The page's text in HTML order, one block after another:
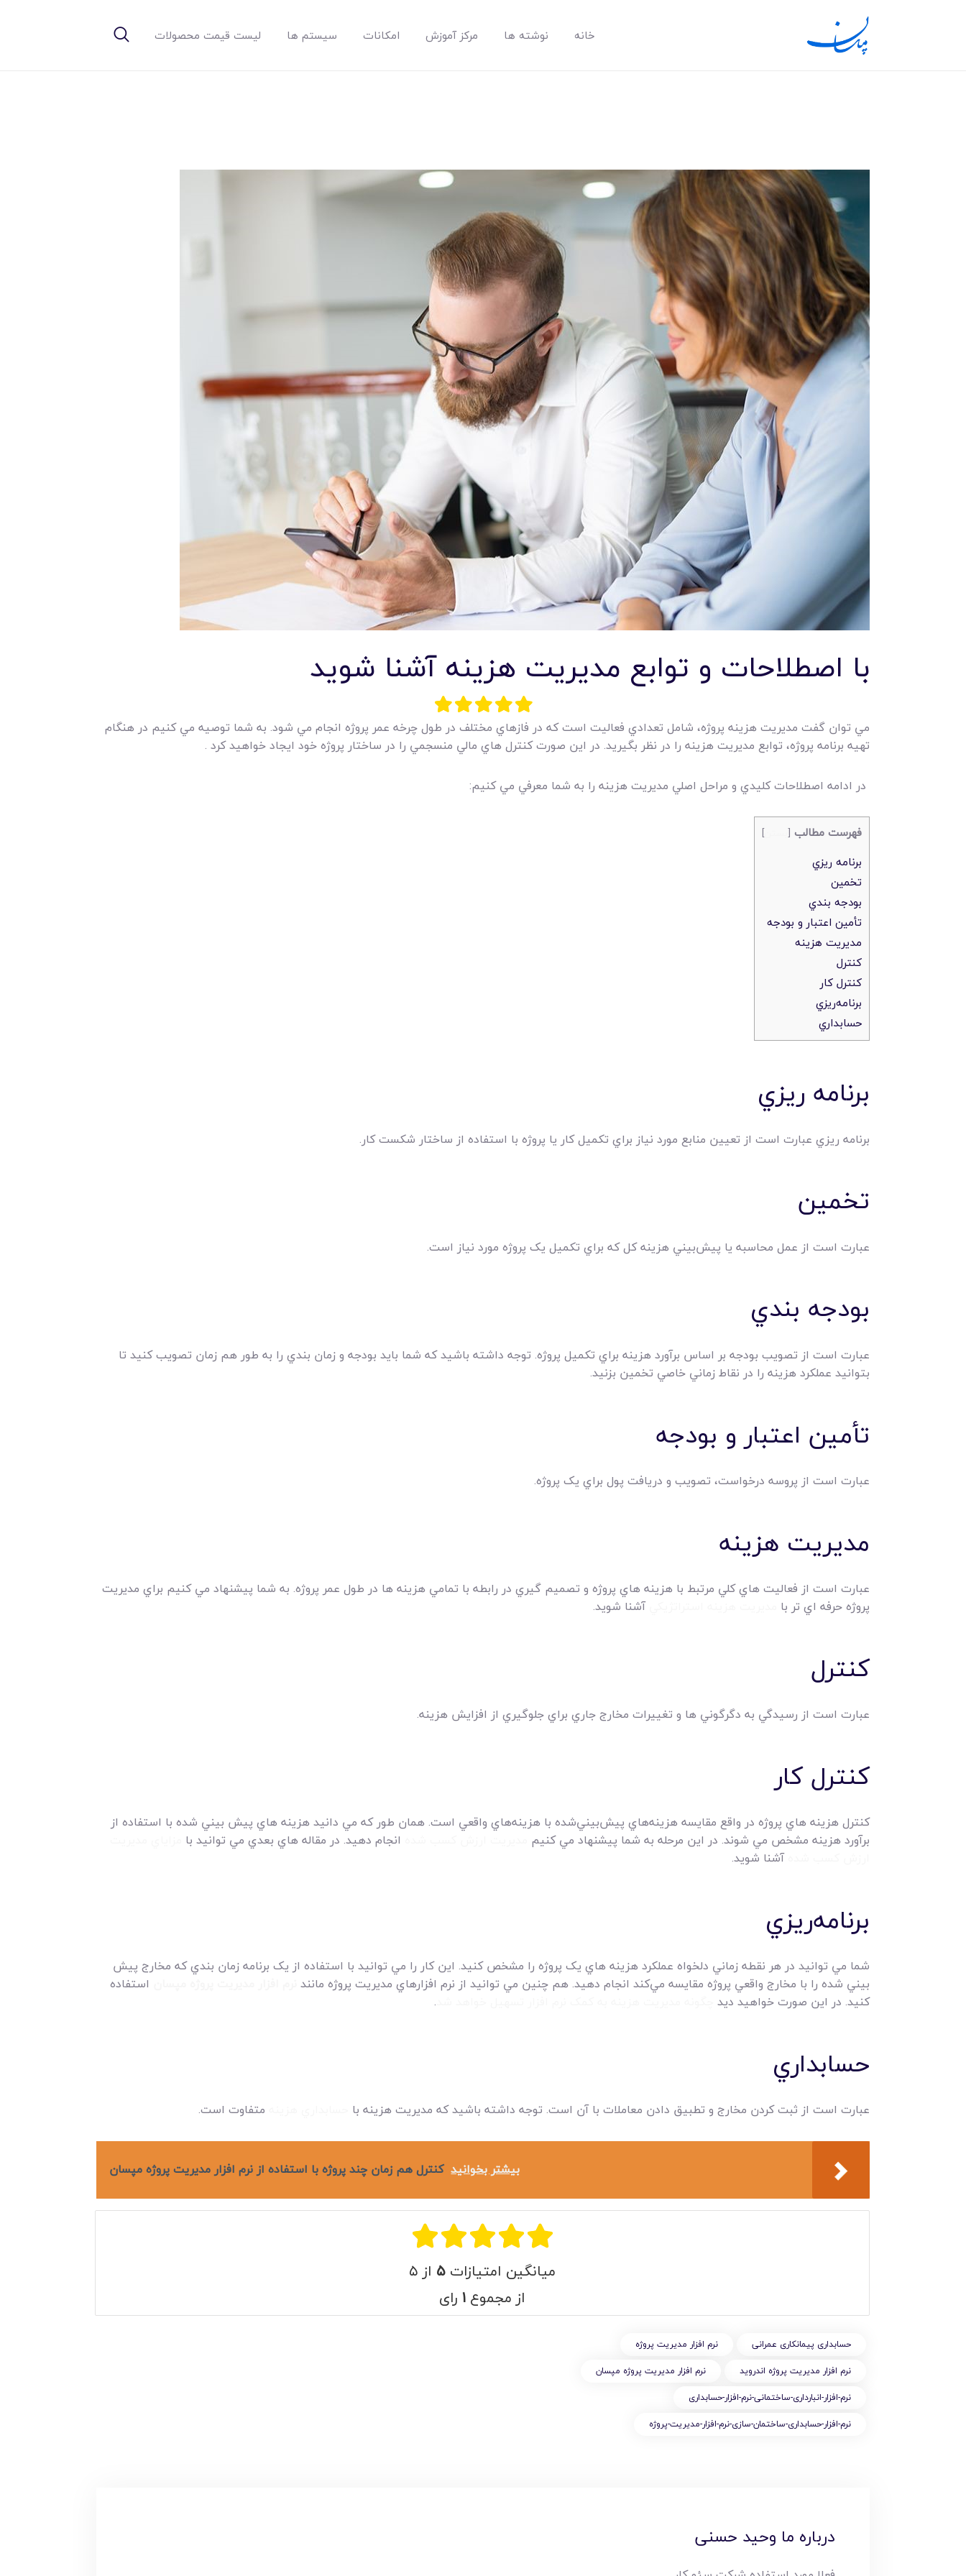
خانه نوشته ها مرکز آموزش امکانات سیستم ها لیست قیمت محصولات
خانه
نوشته ها
مرکز آموزش
امکانات
سیستم ها
لیست قیمت محصولات
با اصطلاحات و توابع مديريت هزينه آشنا شويد
مي توان گفت مديريت هزينه پروژه، شامل تعدادي فعاليت است که در فازهاي مختلف در طول چرخه عمر پروژه انجام مي شود. به شما توصيه مي کنيم در هنگام
تهيه برنامه پروژه، توابع مديريت هزينه را در نظر بگيريد. در اين صورت کنترل هاي مالي منسجمي را در ساختار پروژه خود ايجاد خواهيد کرد .
در ادامه اصطلاحات کليدي و مراحل اصلي مديريت هزينه را به شما معرفي مي کنيم:
فهرست مطالب [ بستن]
برنامه ريزي
تخمين
بودجه بندي
تأمين اعتبار و بودجه
مديريت هزينه
کنترل
کنترل کار
برنامه‌ريزي
حسابداري
برنامه ريزي
برنامه ريزي عبارت است از تعيين منابع مورد نياز براي تکميل کار يا پروژه با استفاده از ساختار شکست کار.
تخمين
عبارت است از عمل محاسبه يا پيش‌بيني هزينه کل که براي تکميل يک پروژه مورد نياز است.
بودجه بندي
عبارت است از تصويب بودجه بر اساس برآورد هزينه براي تکميل پروژه. توجه داشته باشيد که شما بايد بودجه و زمان بندي را به طور هم زمان تصويب کنيد تا
بتوانيد عملکرد هزينه را در نقاط زماني خاصي تخمين بزنيد.
تأمين اعتبار و بودجه
عبارت است از پروسه درخواست، تصويب و دريافت پول براي يک پروژه.
مديريت هزينه
عبارت است از فعاليت هاي کلي مرتبط با هزينه هاي پروژه و تصميم گيري در رابطه با تمامي هزينه ها در طول عمر پروژه. به شما پيشنهاد مي کنيم براي مديريت
پروژه حرفه اي تر با
آشنا شويد.
کنترل
عبارت است از رسيدگي به دگرگوني ها و تغييرات مخارج جاري براي جلوگيري از افزايش هزينه.
کنترل کار
کنترل هزينه هاي پروژه در واقع مقايسه هزينه‌هاي پيش‌بيني‌شده با هزينه‌هاي واقعي است. همان طور که مي دانيد هزينه هاي پيش بيني شده با استفاده از
برآورد هزينه مشخص مي شوند. در اين مرحله به شما پيشنهاد مي کنيم
انجام دهيد. در مقاله هاي بعدي مي توانيد با
آشنا شويد.
برنامه‌ريزي
شما مي توانيد در هر نقطه زماني دلخواه عملکرد هزينه هاي يک پروژه را مشخص کنيد. اين کار را مي توانيد با استفاده از يک برنامه زمان بندي که مخارج پيش
بيني شده را با مخارج واقعي پروژه مقايسه مي‌کند انجام دهيد. هم چنين مي توانيد از نرم افزارهاي مديريت پروژه مانند
استفاده
کنيد. در اين صورت خواهيد ديد
.
حسابداري
عبارت است از ثبت کردن مخارج و تطبيق دادن معاملات با آن است. توجه داشته باشيد که مديريت هزينه با متفاوت است.
بیشتر بخوانید کنترل هم زمان چند پروژه با استفاده از نرم افزار مديريت پروژه مپسان
میانگین امتیازات ۵ از ۵
از مجموع ۱ رای
حسابداری پیمانکاری عمرانی
نرم افزار مديريت پروژه
نرم افزار مديريت پروژه اندرويد
نرم افزار مديريت پروژه مپسان
نرم-افزار-انبارداری-ساختمانی-نرم-افزار-حسابداری
نرم-افزار-حسابداری-ساختمان-سازی-نرم-افزار-مدیریت-پروژه
درباره ما وحید حسنی